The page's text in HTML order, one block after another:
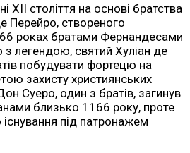
XII століття на основі братства
Перейро, створеного
роках братами Фернандесами
з легендою, святий Хуліан де
побудувати фортецю на
захисту християнських
Суеро, один з братів, загинув
близько 1166 року, проте
під патронажем